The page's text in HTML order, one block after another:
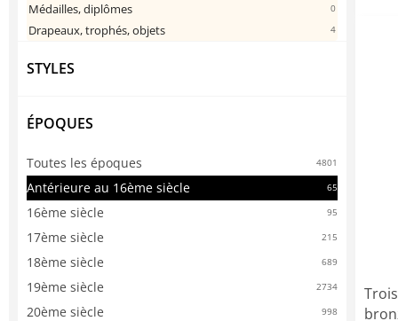
Médailles, diplômes 0
Drapeaux, trophés, objets 4
STYLES
ÉPOQUES
Toutes les époques 4801
Antérieure au 16ème siècle 65
16ème siècle 95
17ème siècle 215
18ème siècle 689
19ème siècle 2734
20ème siècle 998